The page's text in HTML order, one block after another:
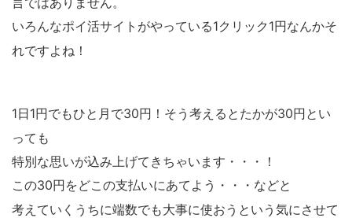
いろんなポイ活サイトがやっている1クリック 1円なんかそ
れですよね！
1日1円でもひと月で30円！そう考えるとたかが30円とい
っても
特別な思いが込み上げてきちゃいます・・・！
この30円をどこの支払いにあてよう・・・などと
考えていくうちに端数でも大事に使おうという気にさせて